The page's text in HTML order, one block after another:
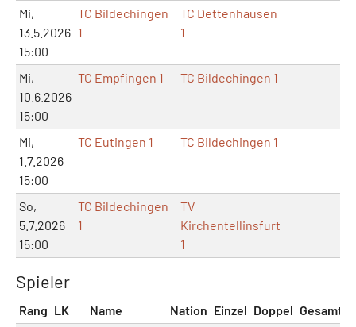
Mi,
13.5.2026
15:00
TC Bildechingen
1
TC Dettenhausen
1
Mi,
10.6.2026
15:00
TC Empfingen 1 TC Bildechingen 1
Mi,
1.7.2026
15:00
TC Eutingen 1 TC Bildechingen 1
So,
5.7.2026
15:00
TC Bildechingen
1
TV
Kirchentellinsfurt
1
Spieler
Rang LK Name Nation Einzel Doppel Gesamt